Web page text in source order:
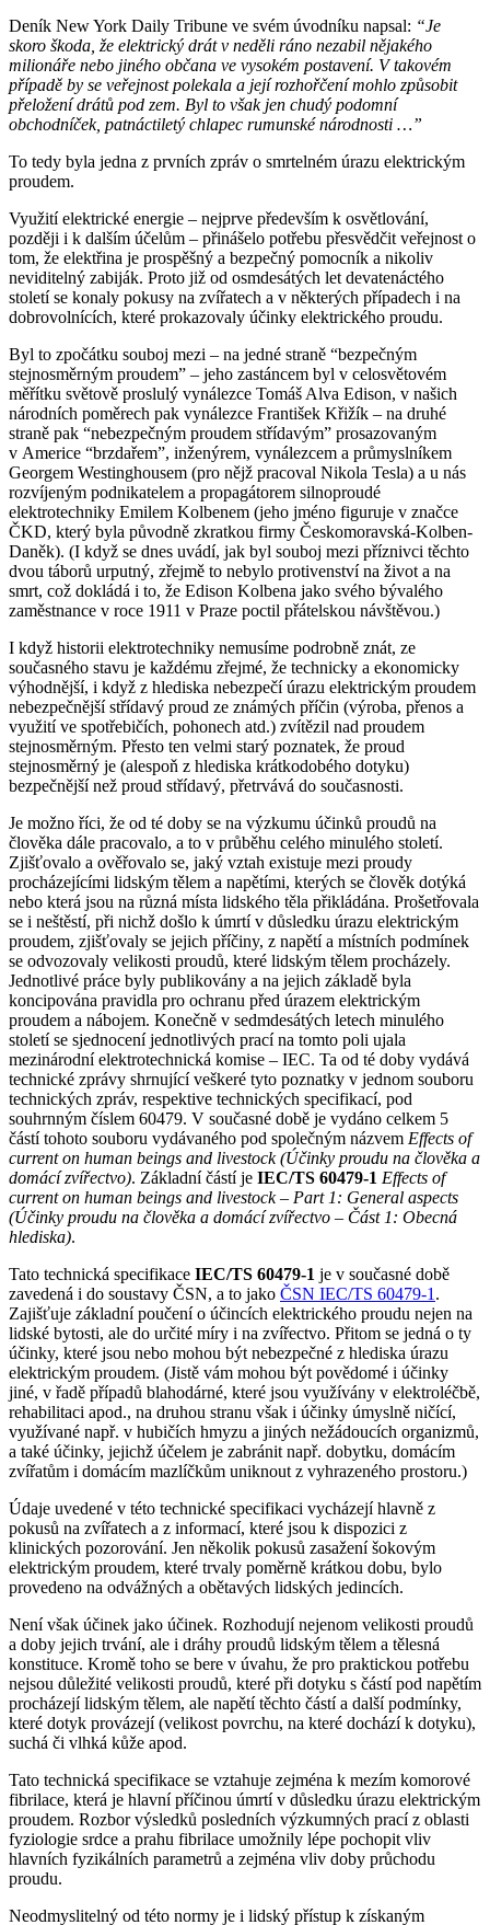
Deník New York Daily Tribune ve svém úvodníku napsal: “Je
skoro škoda, že elektrický drát v neděli ráno nezabil nějakého
milionáře nebo jiného občana ve vysokém postavení. V takovém
případě by se veřejnost polekala a její rozhořčení mohlo způsobit
přeložení drátů pod zem. Byl to však jen chudý podomní
obchodníček, patnáctiletý chlapec rumunské národnosti …”
To tedy byla jedna z prvních zpráv o smrtelném úrazu elektrickým
proudem.
Využití elektrické energie – nejprve především k osvětlování,
později i k dalším účelům – přinášelo potřebu přesvědčit veřejnost o
tom, že elektřina je prospěšný a bezpečný pomocník a nikoliv
neviditelný zabiják. Proto již od osmdesátých let devatenáctého
století se konaly pokusy na zvířatech a v některých případech i na
dobrovolnících, které prokazovaly účinky elektrického proudu.
Byl to zpočátku souboj mezi – na jedné straně “bezpečným
stejnosměrným proudem” – jeho zastáncem byl v celosvětovém
měřítku světově proslulý vynálezce Tomáš Alva Edison, v našich
národních poměrech pak vynálezce František Křižík – na druhé
straně pak “nebezpečným proudem střídavým” prosazovaným
v Americe “brzdařem”, inženýrem, vynálezcem a průmyslníkem
Georgem Westinghousem (pro nějž pracoval Nikola Tesla) a u nás
rozvíjeným podnikatelem a propagátorem silnoproudé
elektrotechniky Emilem Kolbenem (jeho jméno figuruje v značce
ČKD, který byla původně zkratkou firmy Českomoravská-Kolben-
Daněk). (I když se dnes uvádí, jak byl souboj mezi příznivci těchto
dvou táborů urputný, zřejmě to nebylo protivenství na život a na
smrt, což dokládá i to, že Edison Kolbena jako svého bývalého
zaměstnance v roce 1911 v Praze poctil přátelskou návštěvou.)
I když historii elektrotechniky nemusíme podrobně znát, ze
současného stavu je každému zřejmé, že technicky a ekonomicky
výhodnější, i když z hlediska nebezpečí úrazu elektrickým proudem
nebezpečnější střídavý proud ze známých příčin (výroba, přenos a
využití ve spotřebičích, pohonech atd.) zvítězil nad proudem
stejnosměrným. Přesto ten velmi starý poznatek, že proud
stejnosměrný je (alespoň z hlediska krátkodobého dotyku)
bezpečnější než proud střídavý, přetrvává do současnosti.
Je možno říci, že od té doby se na výzkumu účinků proudů na
člověka dále pracovalo, a to v průběhu celého minulého století.
Zjišťovalo a ověřovalo se, jaký vztah existuje mezi proudy
procházejícími lidským tělem a napětími, kterých se člověk dotýká
nebo která jsou na různá místa lidského těla přikládána. Prošetřovala
se i neštěstí, při nichž došlo k úmrtí v důsledku úrazu elektrickým
proudem, zjišťovaly se jejich příčiny, z napětí a místních podmínek
se odvozovaly velikosti proudů, které lidským tělem procházely.
Jednotlivé práce byly publikovány a na jejich základě byla
koncipována pravidla pro ochranu před úrazem elektrickým
proudem a nábojem. Konečně v sedmdesátých letech minulého
století se sjednocení jednotlivých prací na tomto poli ujala
mezinárodní elektrotechnická komise – IEC. Ta od té doby vydává
technické zprávy shrnující veškeré tyto poznatky v jednom souboru
technických zpráv, respektive technických specifikací, pod
souhrnným číslem 60479. V současné době je vydáno celkem 5
částí tohoto souboru vydávaného pod společným názvem Effects of
current on human beings and livestock (Účinky proudu na člověka a
domácí zvířectvo). Základní částí je IEC/TS 60479-1 Effects of
current on human beings and livestock – Part 1: General aspects
(Účinky proudu na člověka a domácí zvířectvo – Část 1: Obecná
hlediska).
Tato technická specifikace IEC/TS 60479-1 je v současné době
zavedená i do soustavy ČSN, a to jako ČSN IEC/TS 60479-1 .
Zajišťuje základní poučení o účincích elektrického proudu nejen na
lidské bytosti, ale do určité míry i na zvířectvo. Přitom se jedná o ty
účinky, které jsou nebo mohou být nebezpečné z hlediska úrazu
elektrickým proudem. (Jistě vám mohou být povědomé i účinky
jiné, v řadě případů blahodárné, které jsou využívány v elektroléčbě,
rehabilitaci apod., na druhou stranu však i účinky úmyslně ničící,
využívané např. v hubičích hmyzu a jiných nežádoucích organizmů,
a také účinky, jejichž účelem je zabránit např. dobytku, domácím
zvířatům i domácím mazlíčkům uniknout z vyhrazeného prostoru.)
Údaje uvedené v této technické specifikaci vycházejí hlavně z
pokusů na zvířatech a z informací, které jsou k dispozici z
klinických pozorování. Jen několik pokusů zasažení šokovým
elektrickým proudem, které trvaly poměrně krátkou dobu, bylo
provedeno na odvážných a obětavých lidských jedincích.
Není však účinek jako účinek. Rozhodují nejenom velikosti proudů
a doby jejich trvání, ale i dráhy proudů lidským tělem a tělesná
konstituce. Kromě toho se bere v úvahu, že pro praktickou potřebu
nejsou důležité velikosti proudů, které při dotyku s částí pod napětím
procházejí lidským tělem, ale napětí těchto částí a další podmínky,
které dotyk provázejí (velikost povrchu, na které dochází k dotyku),
suchá či vlhká kůže apod.
Tato technická specifikace se vztahuje zejména k mezím komorové
fibrilace, která je hlavní příčinou úmrtí v důsledku úrazu elektrickým
proudem. Rozbor výsledků posledních výzkumných prací z oblasti
fyziologie srdce a prahu fibrilace umožnily lépe pochopit vliv
hlavních fyzikálních parametrů a zejména vliv doby průchodu
proudu.
Neodmyslitelný od této normy je i lidský přístup k získaným